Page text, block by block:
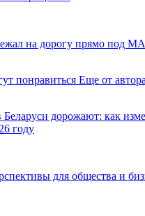
на дорогу прямо под
понравиться Еще от автора
дорожают: как
году
для общества и